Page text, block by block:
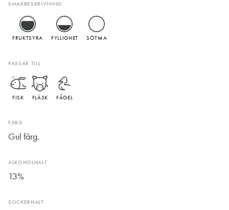
SMAKBESKRIVNING
FRUKTSYRA FYLLIGHET SÖTMA
PASSAR TILL
FISK FLÄSK FÅGEL
FÄRG
Gul färg.
ALKOHOLHALT
13%
SOCKERHALT